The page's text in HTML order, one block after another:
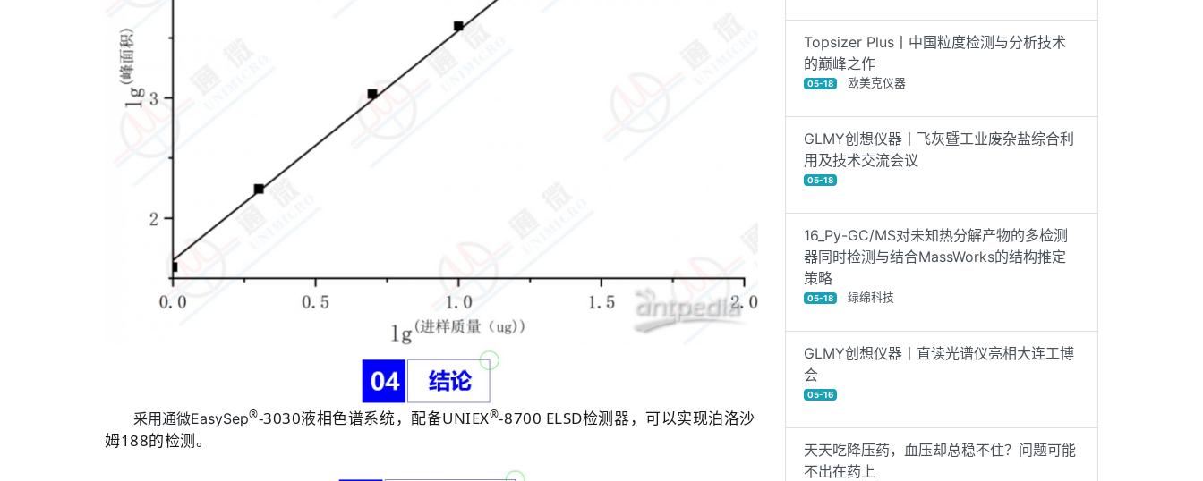
采用通微EasySep®-3030液相色谱系统，配备UNIEX®-8700 ELSD检测器，可以实现泊洛沙
姆188的检测。
Topsizer Plus丨中国粒度检测与分析技术
的巅峰之作
05-18 欧美克仪器
GLMY创想仪器丨飞灰暨工业废杂盐综合利
用及技术交流会议
05-18
16_Py-GC/MS对未知热分解产物的多检测
器同时检测与结合MassWorks的结构推定
策略
05-18 绿绵科技
GLMY创想仪器丨直读光谱仪亮相大连工博
会
05-16
天天吃降压药，血压却总稳不住？问题可能
不出在药上